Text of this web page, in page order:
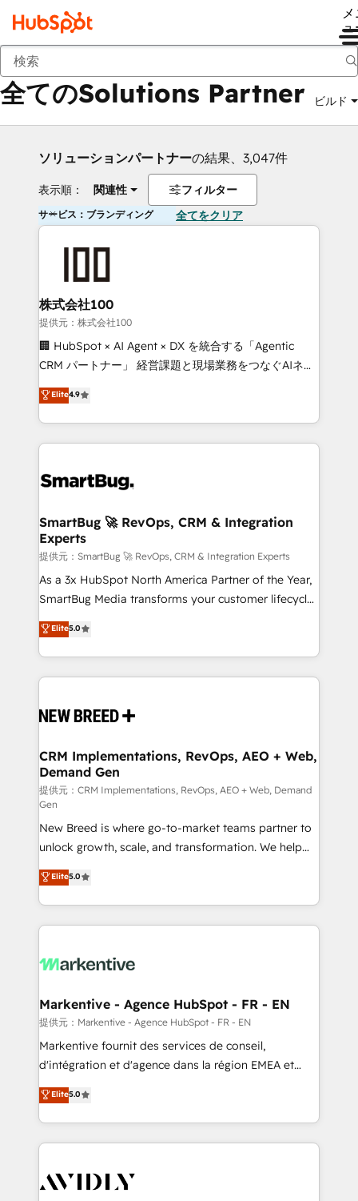
ュ
戻る
全てのSolutions Partner ビルド
ソリューションパートナーの結果、3,047件
表示順： 関連性 フィルター
サービス：ブランディング 全てをクリア
株式会社100
提供元：株式会社100
🏢 HubSpot × AI Agent × DX を統合する「Agentic
CRM パートナー」 経営課題と現場業務をつなぐAIネイ
ティブ・エージェンシーとして、HubSpot Eliteの実装
力で顧客フロント業務を再設計します。 💡 100inc は何
をする会社か？ HubSpotを共通基盤に、AIエージェン
トを組み込んだ顧客フロント業務（マーケティング・営
ィブ・エージェンシーです。事業部・グループ会社・部
を、CRMを軸とした全社共通基盤に再構築します。意
思決定者・PMO・現場担当者に並走します。 1️⃣
HubSpot導入・活用支援 顧客データの一元化から、
GTMの見える化・自動化まで。全Hub統合運用、デー
タ品質設計、グループ横断のCRM統合に対応します。
の一部をAIが自律実行する組織への移行を設計・実装。
Breeze・Claude等をHubSpotと連携させ、役割定義・
革を、構想から実装・定着までPMOとして主導。「設
の統合・浸透・変革管理を実行します。 ▸ CMS戦略設
計・構築：リード獲得・CVR・SEOを前提にした情報設
計・導線設計・テンプレート設計をContent Hubで一体
提供。 ▸ 既存CRM・MAからの移行支援：Salesforce・
Marketo・Pardot等からの移行、カスタム設計、履歴
データ移行と活用設計まで。 ▸ AEO対応：ChatGPT・
ンツとサイト構造を最適化。 🏆 なぜ100incを選ぶの
か？ ✓ HubSpot Eliteパートナー認定 ✓ HubSpotアワ
ード受賞・HUGリーダー ✓ ISO27001:2022 /
HubSpot大百科 出版 CRM・AI活用に関するご相談、現
せください。
Elite4.9
SmartBug 🚀 RevOps, CRM & Integration
Experts
提供元：SmartBug 🚀 RevOps, CRM & Integration Experts
As a 3x HubSpot North America Partner of the Year,
SmartBug Media transforms your customer lifecycle
into a revenue engine. Our unified ecosystem
includes specialized divisions Globalia (AI &
Software) and Point Success Media (Paid Media),
making this the official home for all three brands. 🔄
and system integrations powered by Globalia’s
trainers to drive platform adoption. 📈 Revenue
Generation - Full-funnel marketing and high-
performance advertising via Point Success Media. -
Expert deployment of Breeze AI and custom agents
to automate growth. 🏆 Elite Excellence - 8 platform
accreditations and deep HIPAA-compliance
expertise. - A team of 250+ experts dedicated to
your resilient growth.
Elite5.0
CRM Implementations, RevOps, AEO + Web,
Demand Gen
提供元：CRM Implementations, RevOps, AEO + Web, Demand
Gen
New Breed is where go-to-market teams partner to
unlock growth, scale, and transformation. We help
companies activate HubSpot’s AI-powered
customer platform and operationalize HubSpot’s
Loop Marketing framework through expert-led
services, smart agents, and purpose-built apps,
results, fast. ⚙️CRM & RevOps: Align all Hubs to your
🎯Demand Gen & ABM: Drive pipeline with inbound,
ABM, AEO, SEO, & paid media. 👩‍💻Web Design:
Build high-performing websites with UX, messaging,
& conversion strategy that drive results. 🤖AI
AI, & maximize AEO with tailored AI services. 🧩
Integrations: Extend HubSpot with custom
Elite5.0
Markentive - Agence HubSpot - FR - EN
提供元：Markentive - Agence HubSpot - FR - EN
Markentive fournit des services de conseil,
d'intégration et d'agence dans la région EMEA et
North America. Avec plus de 115 experts en
marketing automation, Growth, Revops, CRM et
webdesign. Markentive is both a consulting firm, a
digital agency and an integrator. With over 115
CRM and webdesign (We focus on EMEA - USA
Elite5.0